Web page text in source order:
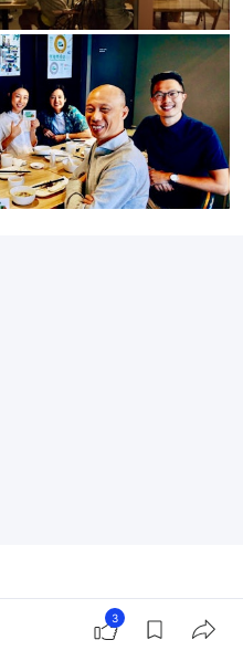
圍開啟另一項目，把一
3